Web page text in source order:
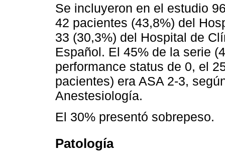
Se incluyeron en el estudio
42 pacientes (43,8%) del
33 (30,3%) del Hospital de
Español. El 45% de la serie
performance status de 0, el
pacientes) era ASA 2-3,
Anestesiología.
El 30% presentó sobrepeso.
Patología